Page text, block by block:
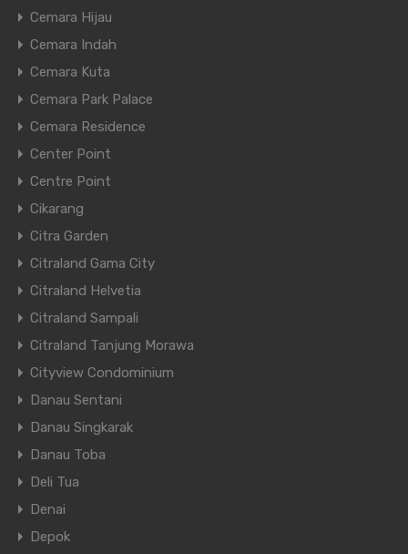
Cemara Hijau
Cemara Indah
Cemara Kuta
Cemara Park Palace
Cemara Residence
Center Point
Centre Point
Cikarang
Citra Garden
Citraland Gama City
Citraland Helvetia
Citraland Sampali
Citraland Tanjung Morawa
Cityview Condominium
Danau Sentani
Danau Singkarak
Danau Toba
Deli Tua
Denai
Depok